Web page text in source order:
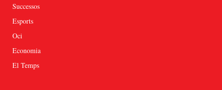
Successos
Esports
Oci
Economia
El Temps